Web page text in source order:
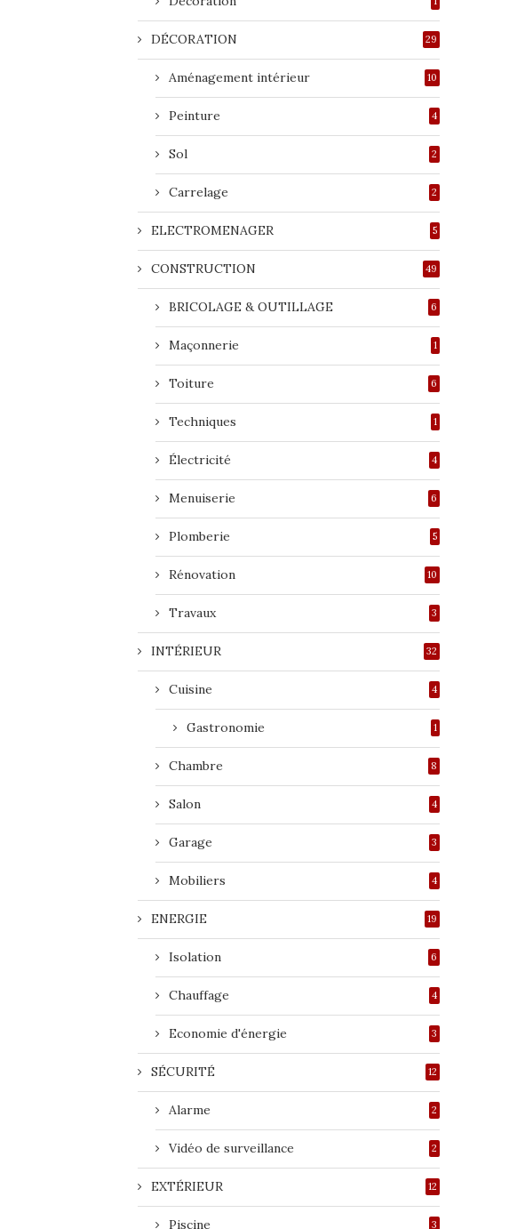
DÉCORATION 29
Aménagement intérieur 10
Peinture 4
Sol 2
Carrelage 2
ELECTROMENAGER 5
CONSTRUCTION 49
BRICOLAGE & OUTILLAGE 6
Maçonnerie 1
Toiture 6
Techniques 1
Électricité 4
Menuiserie 6
Plomberie 5
Rénovation 10
Travaux 3
INTÉRIEUR 32
Cuisine 4
Gastronomie 1
Chambre 8
Salon 4
Garage 3
Mobiliers 4
ENERGIE 19
Isolation 6
Chauffage 4
Economie d'énergie 3
SÉCURITÉ 12
Alarme 2
Vidéo de surveillance 2
EXTÉRIEUR 12
Piscine 3